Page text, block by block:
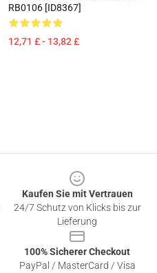
RB0106 [ID8367]
12,71 £ - 13,82 £
Kaufen Sie mit Vertrauen
24/7 Schutz von Klicks bis zur
Lieferung
100% Sicherer Checkout
PayPal / MasterCard / Visa